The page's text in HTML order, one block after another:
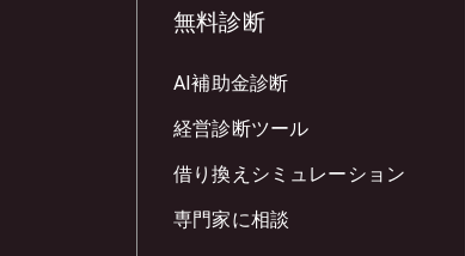
無料診断
AI補助金診断
経営診断ツール
借り換えシミュレーション
専門家に相談